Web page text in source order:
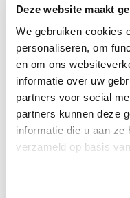
Deze website maakt
We gebruiken cookies
personaliseren, om
en om ons
informatie over uw
partners voor social
partners kunnen deze
informatie die u aan
verzameld op basis
Hoge
Snel naar
Meer informatie
Meer informatie
Maatvoering